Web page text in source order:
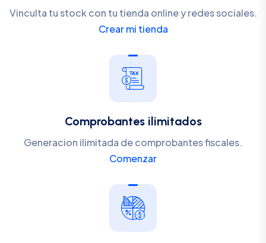
Vinculta tu stock con tu tienda online y redes sociales.
Crear mi tienda
Comprobantes ilimitados
Generacion ilimitada de comprobantes fiscales.
Comenzar